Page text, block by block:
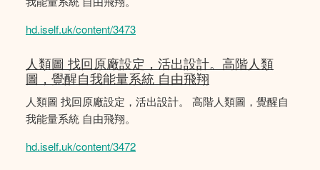
hd.iself.uk/content/3473
人類圖 找回原廠設定，活出設計。高階人類
圖，覺醒自我能量系統 自由飛翔
人類圖 找回原廠設定，活出設計。 高階人類圖，覺醒自
我能量系統 自由飛翔。
hd.iself.uk/content/3472